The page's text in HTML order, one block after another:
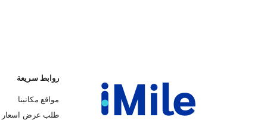
روابط سريعة
مواقع مكاتبنا
طلب عرض اسعار